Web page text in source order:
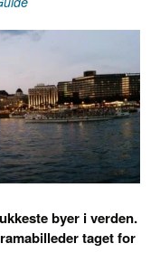
byer i verden.
taget for